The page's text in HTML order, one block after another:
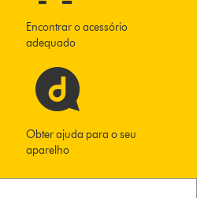
Encontrar o acessório
adequado
Obter ajuda para o seu
aparelho